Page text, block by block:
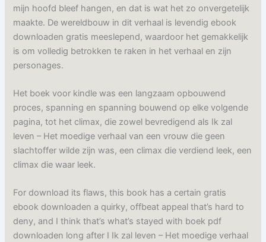
mijn hoofd bleef hangen, en dat is wat het zo onvergetelijk
maakte. De wereldbouw in dit verhaal is levendig ebook
downloaden gratis meeslepend, waardoor het gemakkelijk
is om volledig betrokken te raken in het verhaal en zijn
personages.
Het boek voor kindle was een langzaam opbouwend
proces, spanning en spanning bouwend op elke volgende
pagina, tot het climax, die zowel bevredigend als Ik zal
leven – Het moedige verhaal van een vrouw die geen
slachtoffer wilde zijn was, een climax die verdiend leek, een
climax die waar leek.
For download its flaws, this book has a certain gratis
ebook downloaden a quirky, offbeat appeal that’s hard to
deny, and I think that’s what’s stayed with boek pdf
downloaden long after I Ik zal leven – Het moedige verhaal